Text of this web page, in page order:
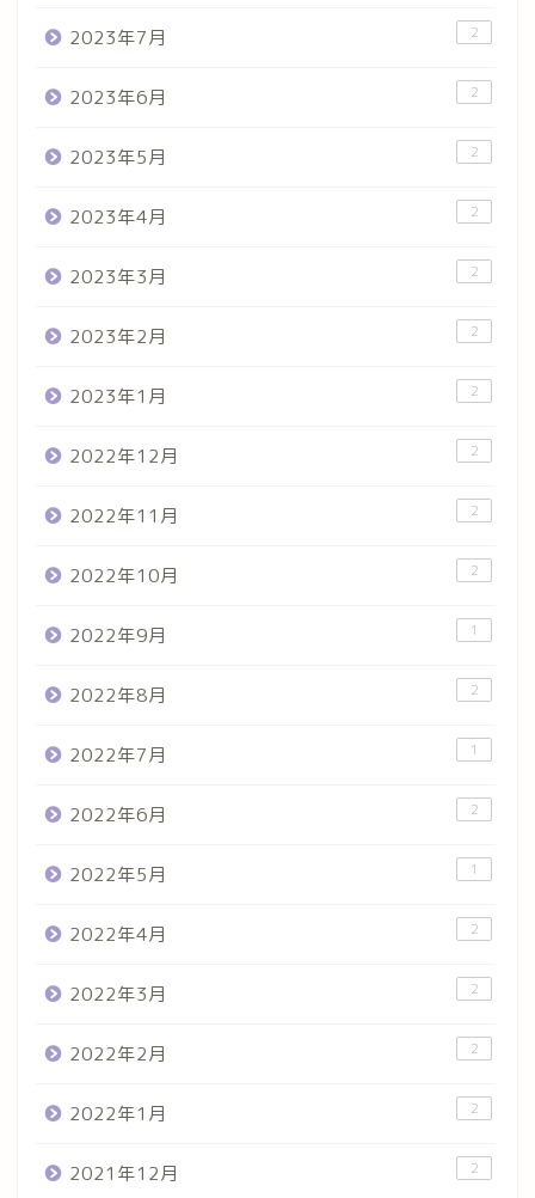
2023年7月 2
2023年6月 2
2023年5月 2
2023年4月 2
2023年3月 2
2023年2月 2
2023年1月 2
2022年12月 2
2022年11月 2
2022年10月 2
2022年9月 1
2022年8月 2
2022年7月 1
2022年6月 2
2022年5月 1
2022年4月 2
2022年3月 2
2022年2月 2
2022年1月 2
2021年12月 2